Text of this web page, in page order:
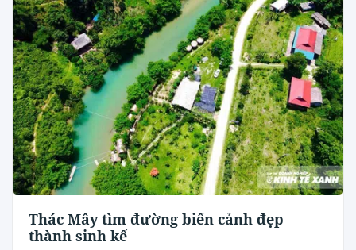
Thác Mây tìm đường biến cảnh đẹp
thành sinh kế